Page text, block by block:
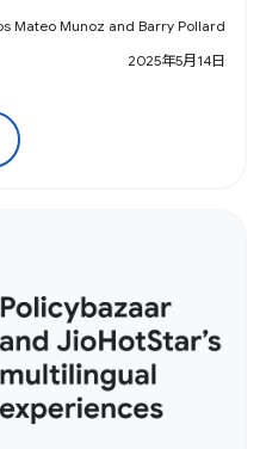
Mateo Munoz and Barry Pollard
2025年5月14日